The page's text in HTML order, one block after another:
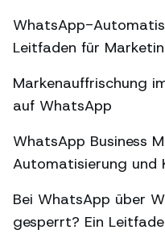
WhatsApp-
Leitfaden für
Markenauffrischung
auf WhatsApp
WhatsApp Business
Automatisierung und
Bei WhatsApp über
gesperrt? Ein